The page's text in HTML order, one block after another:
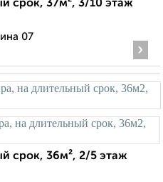
срок, 37м², 3/10 этаж
07
›
срок, 36м², 2/5 этаж